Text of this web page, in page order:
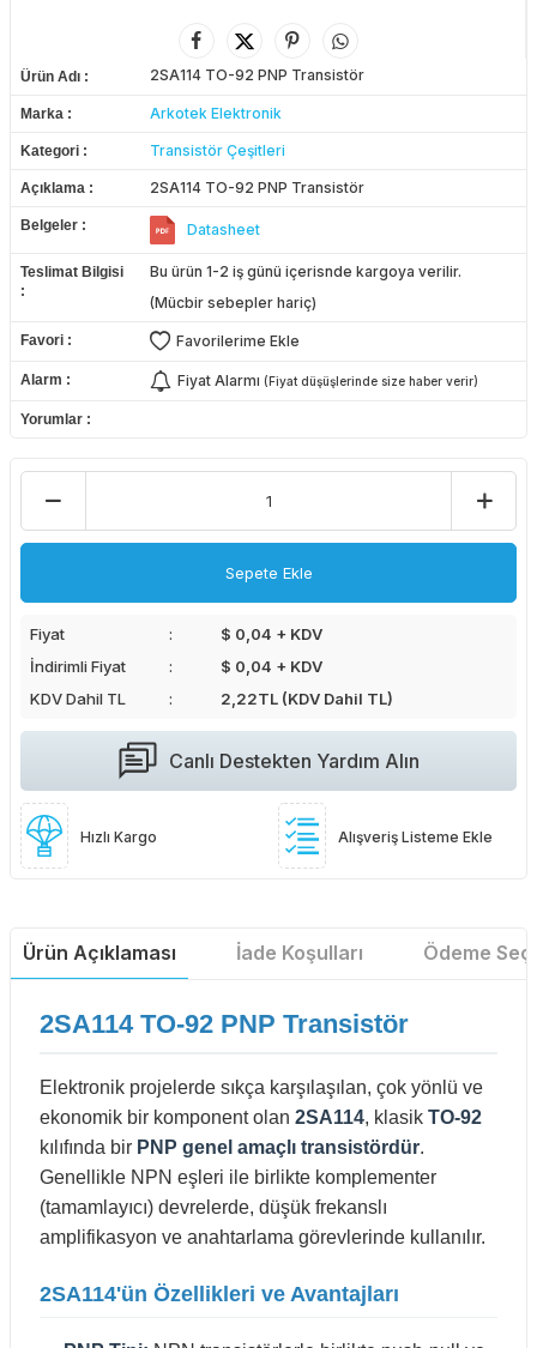
Ürün Adı 2SA114 TO-92 PNP Transistör
Marka Arkotek Elektronik
Kategori Transistör Çeşitleri
Açıklama 2SA114 TO-92 PNP Transistör
Belgeler Datasheet
Teslimat Bilgisi
Bu ürün 1-2 iş günü içerisnde kargoya verilir.
(Mücbir sebepler hariç)
Favori Favorilerime Ekle
Alarm Fiyat Alarmı (Fiyat düşüşlerinde size haber verir)
Yorumlar
Sepete Ekle
Fiyat
$ 0,04 + KDV
İndirimli Fiyat
$ 0,04 + KDV
KDV Dahil TL
2,22TL (KDV Dahil TL)
Canlı Destekten Yardım Alın
Hızlı Kargo Alışveriş Listeme Ekle
Ürün Açıklaması İade Koşulları Ödeme
2SA114 TO-92 PNP Transistör
Elektronik projelerde sıkça karşılaşılan, çok yönlü ve
ekonomik bir komponent olan 2SA114, klasik TO-92
kılıfında bir PNP genel amaçlı transistördür.
Genellikle NPN eşleri ile birlikte komplementer
(tamamlayıcı) devrelerde, düşük frekanslı
amplifikasyon ve anahtarlama görevlerinde kullanılır.
2SA114'ün Özellikleri ve Avantajları